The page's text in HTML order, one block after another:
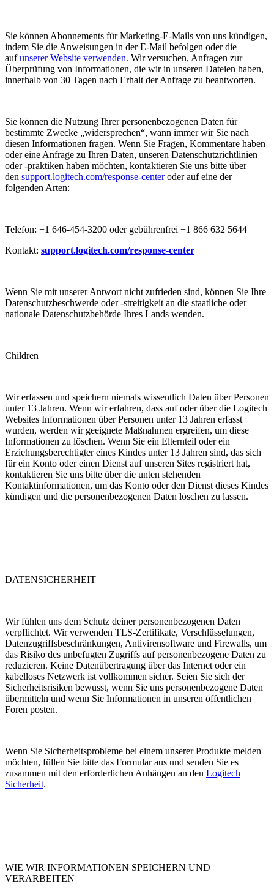
Sie können Abonnements für Marketing-E-Mails von uns kündigen,
indem Sie die Anweisungen in der E-Mail befolgen oder die
aufunserer Website verwenden. Wir versuchen, Anfragen zur
Überprüfung von Informationen, die wir in unseren Dateien haben,
innerhalb von 30 Tagen nach Erhalt der Anfrage zu beantworten.
Sie können die Nutzung Ihrer personenbezogenen Daten für
bestimmte Zwecke „widersprechen“, wann immer wir Sie nach
diesen Informationen fragen. Wenn Sie Fragen, Kommentare haben
oder eine Anfrage zu Ihren Daten, unseren Datenschutzrichtlinien
oder -praktiken haben möchten, kontaktieren Sie uns bitte über
den support.logitech.com/response-centeroder auf eine der
folgenden Arten:
Telefon: +1 646-454-3200 oder gebührenfrei +1 866 632 5644
Kontakt: support.logitech.com/response-center
Wenn Sie mit unserer Antwort nicht zufrieden sind, können Sie Ihre
Datenschutzbeschwerde oder -streitigkeit an die staatliche oder
nationale Datenschutzbehörde Ihres Lands wenden.
Children
Wir erfassen und speichern niemals wissentlich Daten über Personen
unter 13 Jahren. Wenn wir erfahren, dass auf oder über die Logitech
Websites Informationen über Personen unter 13 Jahren erfasst
wurden, werden wir geeignete Maßnahmen ergreifen, um diese
Informationen zu löschen. Wenn Sie ein Elternteil oder ein
Erziehungsberechtigter eines Kindes unter 13 Jahren sind, das sich
für ein Konto oder einen Dienst auf unseren Sites registriert hat,
kontaktieren Sie uns bitte über die unten stehenden
Kontaktinformationen, um das Konto oder den Dienst dieses Kindes
kündigen und die personenbezogenen Daten löschen zu lassen.
DATENSICHERHEIT
Wir fühlen uns dem Schutz deiner personenbezogenen Daten
verpflichtet. Wir verwenden TLS-Zertifikate, Verschlüsselungen,
Datenzugriffsbeschränkungen, Antivirensoftware und Firewalls, um
das Risiko des unbefugten Zugriffs auf personenbezogene Daten zu
reduzieren. Keine Datenübertragung über das Internet oder ein
kabelloses Netzwerk ist vollkommen sicher. Seien Sie sich der
Sicherheitsrisiken bewusst, wenn Sie uns personenbezogene Daten
übermitteln und wenn Sie Informationen in unseren öffentlichen
Foren posten.
Wenn Sie Sicherheitsprobleme bei einem unserer Produkte melden
möchten, füllen Sie bitte das Formular aus und senden Sie es
zusammen mit den erforderlichen Anhängen an den Logitech
Sicherheit.
WIE WIR INFORMATIONEN SPEICHERN UND
VERARBEITEN